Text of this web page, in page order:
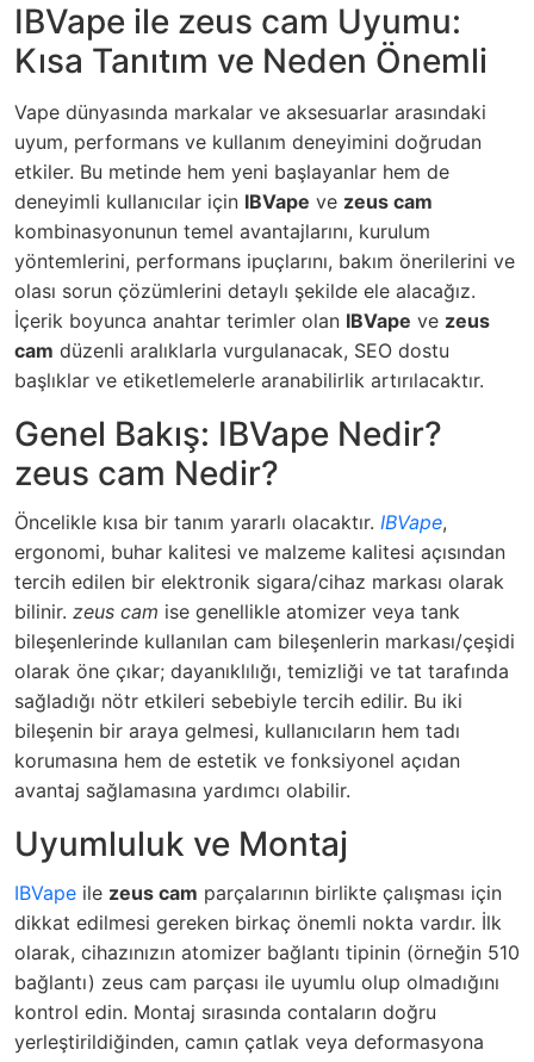
IBVape ile zeus cam Uyumu:
Kısa Tanıtım ve Neden Önemli
Vape dünyasında markalar ve aksesuarlar arasındaki
uyum, performans ve kullanım deneyimini doğrudan
etkiler. Bu metinde hem yeni başlayanlar hem de
deneyimli kullanıcılar için IBVape ve zeus cam
kombinasyonunun temel avantajlarını, kurulum
yöntemlerini, performans ipuçlarını, bakım önerilerini ve
olası sorun çözümlerini detaylı şekilde ele alacağız.
İçerik boyunca anahtar terimler olan IBVape ve zeus
cam düzenli aralıklarla vurgulanacak, SEO dostu
başlıklar ve etiketlemelerle aranabilirlik artırılacaktır.
Genel Bakış: IBVape Nedir?
zeus cam Nedir?
Öncelikle kısa bir tanım yararlı olacaktır. IBVape,
ergonomi, buhar kalitesi ve malzeme kalitesi açısından
tercih edilen bir elektronik sigara/cihaz markası olarak
bilinir. zeus cam ise genellikle atomizer veya tank
bileşenlerinde kullanılan cam bileşenlerin markası/çeşidi
olarak öne çıkar; dayanıklılığı, temizliği ve tat tarafında
sağladığı nötr etkileri sebebiyle tercih edilir. Bu iki
bileşenin bir araya gelmesi, kullanıcıların hem tadı
korumasına hem de estetik ve fonksiyonel açıdan
avantaj sağlamasına yardımcı olabilir.
Uyumluluk ve Montaj
IBVape ile zeus cam parçalarının birlikte çalışması için
dikkat edilmesi gereken birkaç önemli nokta vardır. İlk
olarak, cihazınızın atomizer bağlantı tipinin (örneğin 510
bağlantı) zeus cam parçası ile uyumlu olup olmadığını
kontrol edin. Montaj sırasında contaların doğru
yerleştirildiğinden, camın çatlak veya deformasyona